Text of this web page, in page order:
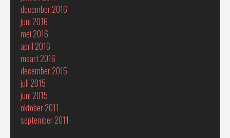
december 2016
juni 2016
mei 2016
april 2016
maart 2016
december 2015
juli 2015
juni 2015
oktober 2011
september 2011